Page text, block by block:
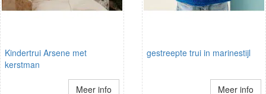
Kindertrui Arsene met
kerstman
Meer info
gestreepte trui in marinestijl
Meer info